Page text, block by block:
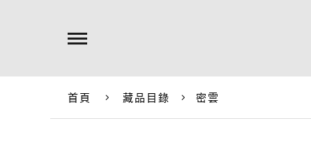
首頁 藏品目錄 密雲